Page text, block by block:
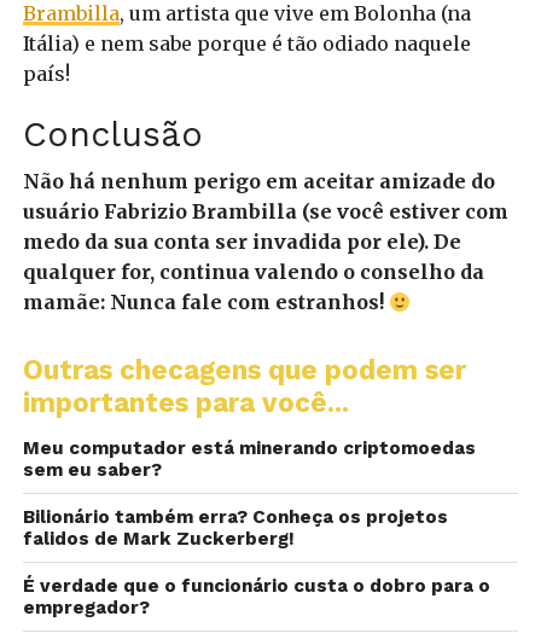
Brambilla, um artista que vive em Bolonha (na
Itália) e nem sabe porque é tão odiado naquele
país!
Conclusão
Não há nenhum perigo em aceitar amizade do
usuário Fabrizio Brambilla (se você estiver com
medo da sua conta ser invadida por ele). De
qualquer for, continua valendo o conselho da
mamãe: Nunca fale com estranhos!
Outras checagens que podem ser
importantes para você...
Meu computador está minerando criptomoedas
sem eu saber?
Bilionário também erra? Conheça os projetos
falidos de Mark Zuckerberg!
É verdade que o funcionário custa o dobro para o
empregador?